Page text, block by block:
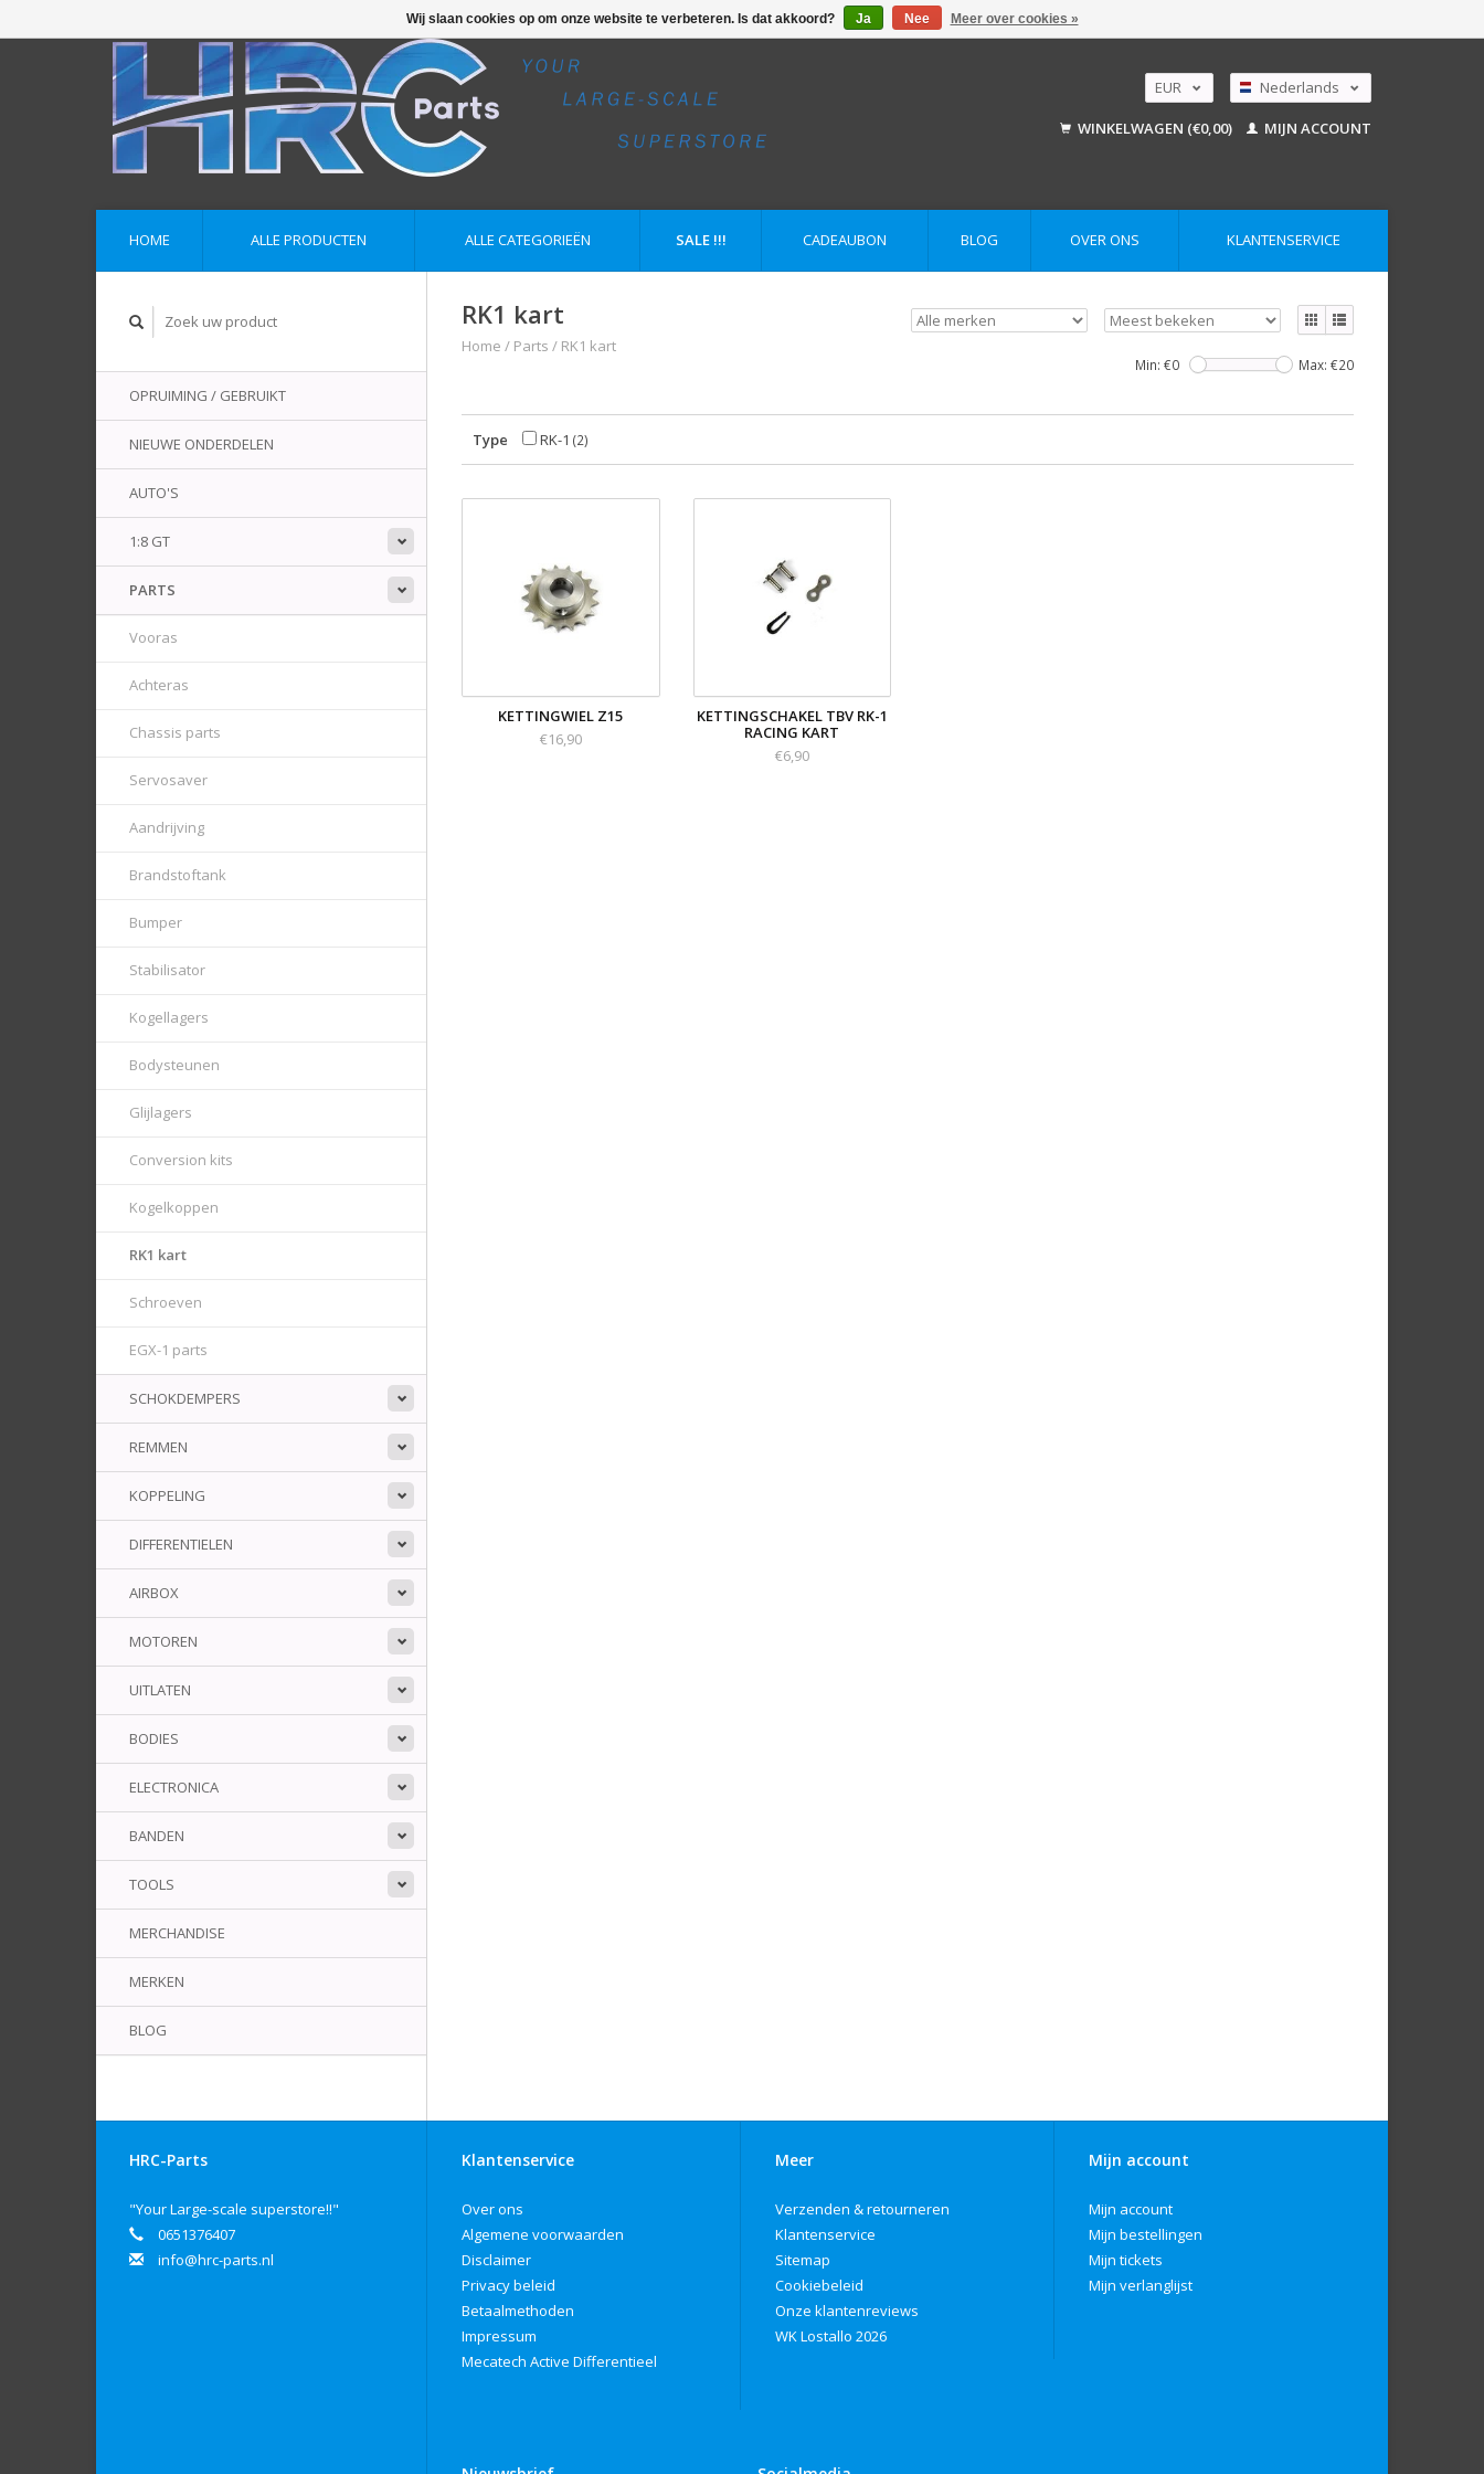
EUR
USD
Nederlands
English
WINKELWAGEN (€0,00) MIJN ACCOUNT
HOME ALLE PRODUCTEN ALLE CATEGORIEËN SALE !!! CADEAUBON BLOG OVER ONS KLANTENSERVICE
OPRUIMING / GEBRUIKT
NIEUWE ONDERDELEN
AUTO'S
1:8 GT
PARTS
Vooras
Achteras
Chassis parts
Servosaver
Aandrijving
Brandstoftank
Bumper
Stabilisator
Kogellagers
Bodysteunen
Glijlagers
Conversion kits
Kogelkoppen
RK1 kart
Schroeven
EGX-1 parts
SCHOKDEMPERS
REMMEN
KOPPELING
DIFFERENTIELEN
AIRBOX
MOTOREN
UITLATEN
BODIES
ELECTRONICA
BANDEN
TOOLS
MERCHANDISE
MERKEN
BLOG
RK1 kart
Home / Parts / RK1 kart
Min: €0 Max: €20
Type RK-1 (2)
KETTINGWIEL Z15
€16,90
KETTINGSCHAKEL TBV RK-1
RACING KART
€6,90
HRC-Parts
"Your Large-scale superstore!!"
0651376407
info@hrc-parts.nl
Klantenservice
Over ons
Algemene voorwaarden
Disclaimer
Privacy beleid
Betaalmethoden
Impressum
Mecatech Active Differentieel
Meer
Verzenden & retourneren
Klantenservice
Sitemap
Cookiebeleid
Onze klantenreviews
WK Lostallo 2026
Mijn account
Mijn account
Mijn bestellingen
Mijn tickets
Mijn verlanglijst
Wij slaan cookies op om onze website te verbeteren. Is dat akkoord? Ja Nee Meer over cookies »